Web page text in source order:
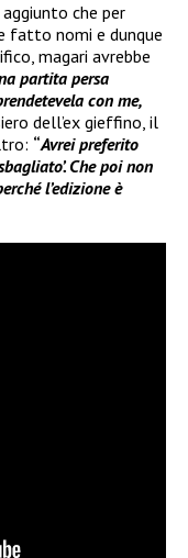
aggiunto che per
fatto nomi e dunque
magari avrebbe
partita persa
con me,
dell’ex gieffino, il
“Avrei preferito
Che poi non
l’edizione è